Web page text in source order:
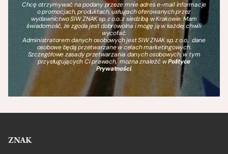
Chcę otrzymywać na podany przeze mnie adres e-mail informacje
o promocjach, produktach, usługach oferowanych przez
wydawnictwo SIW ZNAK sp. z o.o. z siedzibą w Krakowie. Mam
świadomość, że zgoda jest dobrowolna i mogę ją w każdej chwili
wycofać.
Administratorem danych osobowych jest SIW ZNAK sp. z o.o., dane
osobowe będą przetwarzane w celach marketingowych.
Szczegółowe zasady przetwarzania danych osobowych, w tym
przysługujących Ci prawach, można znaleźć wPolityce
Prywatności.
ZNAK